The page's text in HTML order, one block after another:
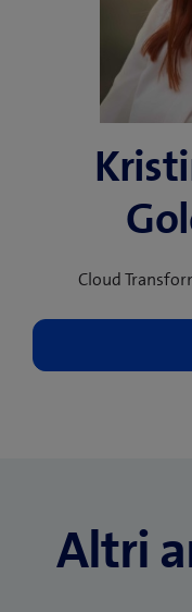
Cloud
Altri